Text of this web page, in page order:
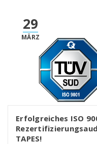
29
MÄRZ
Erfolgreiches ISO
TAPES!